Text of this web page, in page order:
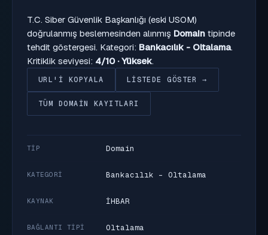
T.C. Siber Güvenlik Başkanlığı (eski USOM)
doğrulanmış beslemesinden alınmış Domain tipinde
tehdit göstergesi. Kategori: Bankacılık - Oltalama.
Kritiklik seviyesi: 4/10 · Yüksek.
URL'I KOPYALA LISTEDE GÖSTER →
TÜM DOMAIN KAYITLARI
TIP Domain
KATEGORI Bankacılık - Oltalama
KAYNAK İHBAR
BAĞLANTI TIPI Oltalama